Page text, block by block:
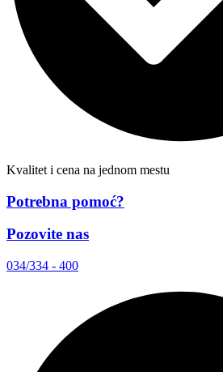
Kvalitet i cena na jednom mestu
Potrebna pomoć?
Pozovite nas
034/334 - 400